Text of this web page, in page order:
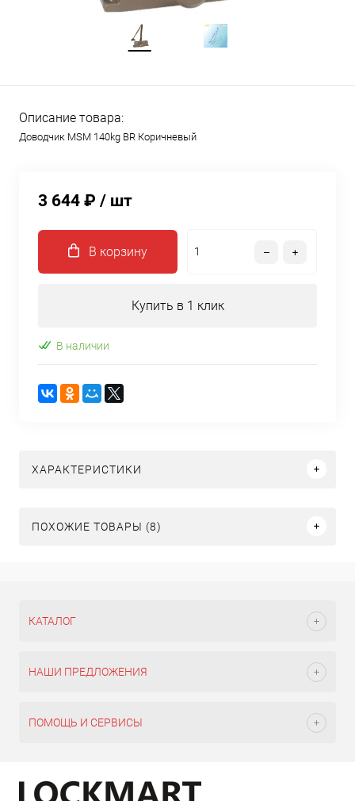
Описание товара:
Доводчик MSM 140kg BR Коричневый
3 644 ₽ / шт
В корзину
Купить в 1 клик
В наличии
ХАРАКТЕРИСТИКИ
ПОХОЖИЕ ТОВАРЫ (8)
КАТАЛОГ
НАШИ ПРЕДЛОЖЕНИЯ
ПОМОЩЬ И СЕРВИСЫ